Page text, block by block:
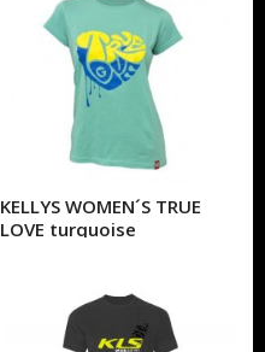
KELLYS WOMEN´S TRUE
LOVE turquoise